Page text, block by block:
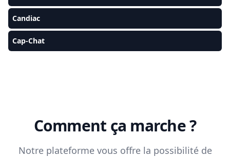
Candiac
Cap-Chat
Comment ça marche ?
Notre plateforme vous offre la possibilité de